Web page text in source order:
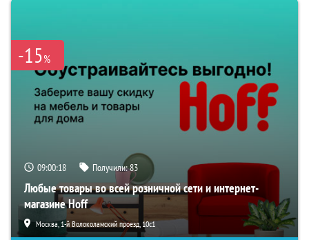
-15%
09:00:17 Получили:83
Любые товары во всей розничной сети и интернет-
магазине Hoff
Москва, 1-й Волоколамский проезд, 10с1